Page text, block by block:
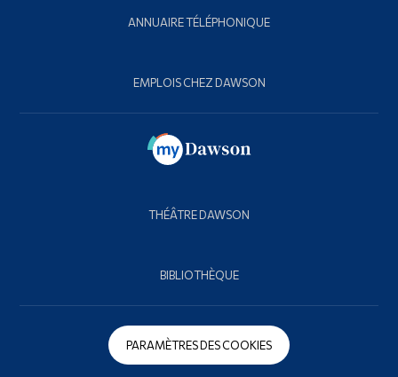
ANNUAIRE TÉLÉPHONIQUE
EMPLOIS CHEZ DAWSON
THÉÂTRE DAWSON
BIBLIOTHÈQUE
PARAMÈTRES DES COOKIES